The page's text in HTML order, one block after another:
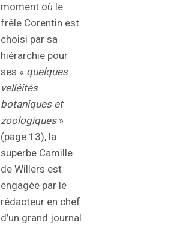
moment où le
frêle Corentin est
choisi par sa
hiérarchie pour
ses « quelques
velléités
botaniques et
zoologiques»
(page 13), la
superbe Camille
de Willers est
engagée par le
rédacteur en chef
d’un grand journal